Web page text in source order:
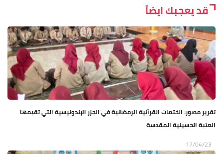
قد يعجبك ايضاً
تقرير مصور: الختمات القرآنية الرمضانية في الجزر الإندونيسية التي تقيمها
العتبة الحسينية المقدسة
17/04/23